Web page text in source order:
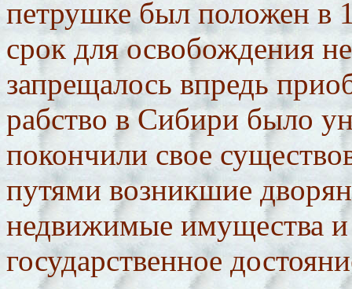
петрушке был положен в
срок для освобождения
запрещалось впредь
рабство в Сибири было
покончили свое
путями возникшие
недвижимые имущества
государственное